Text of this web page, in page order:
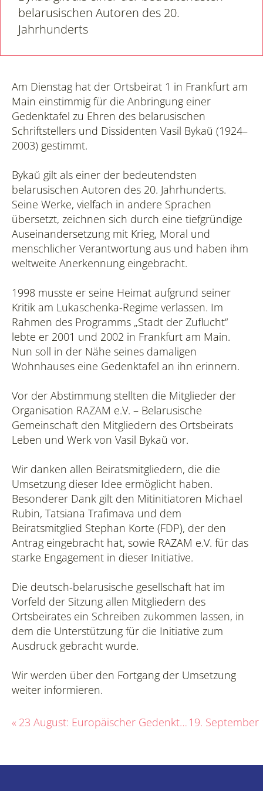
belarusischen Autoren des 20.
Jahrhunderts
Am Dienstag hat der Ortsbeirat 1 in Frankfurt am
Main einstimmig für die Anbringung einer
Gedenktafel zu Ehren des belarusischen
Schriftstellers und Dissidenten Vasil Bykaŭ (1924–
2003) gestimmt.
Bykaŭ gilt als einer der bedeutendsten
belarusischen Autoren des 20. Jahrhunderts.
Seine Werke, vielfach in andere Sprachen
übersetzt, zeichnen sich durch eine tiefgründige
Auseinandersetzung mit Krieg, Moral und
menschlicher Verantwortung aus und haben ihm
weltweite Anerkennung eingebracht.
1998 musste er seine Heimat aufgrund seiner
Kritik am Lukaschenka-Regime verlassen. Im
Rahmen des Programms „Stadt der Zuflucht“
lebte er 2001 und 2002 in Frankfurt am Main.
Nun soll in der Nähe seines damaligen
Wohnhauses eine Gedenktafel an ihn erinnern.
Vor der Abstimmung stellten die Mitglieder der
Organisation RAZAM e.V. – Belarusische
Gemeinschaft den Mitgliedern des Ortsbeirats
Leben und Werk von Vasil Bykaŭ vor.
Wir danken allen Beiratsmitgliedern, die die
Umsetzung dieser Idee ermöglicht haben.
Besonderer Dank gilt den Mitinitiatoren Michael
Rubin, Tatsiana Trafimava und dem
Beiratsmitglied Stephan Korte (FDP), der den
Antrag eingebracht hat, sowie RAZAM e.V. für das
starke Engagement in dieser Initiative.
Die deutsch-belarusische gesellschaft hat im
Vorfeld der Sitzung allen Mitgliedern des
Ortsbeirates ein Schreiben zukommen lassen, in
dem die Unterstützung für die Initiative zum
Ausdruck gebracht wurde.
Wir werden über den Fortgang der Umsetzung
weiter informieren.
« 23 August: Europäischer Gedenktag für die Opfer von Stalinismus und Nationalsozialismus